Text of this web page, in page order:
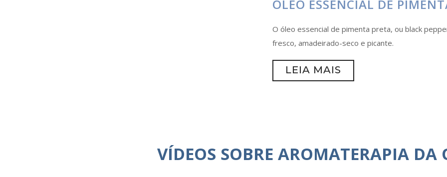
ÓLEO ESSENCIAL DE
O óleo essencial de pimenta preta, ou black
fresco, amadeirado-seco e picante.
LEIA MAIS
VÍDEOS SOBRE AROMATERAPIA DA